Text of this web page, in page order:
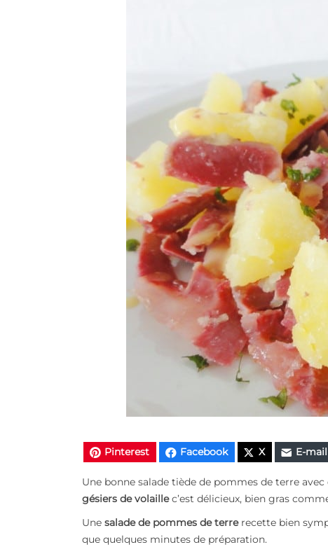
Pinterest Facebook X E-mail
Une bonne salade tiède de pommes de terre avec
gésiers de volaillec’est délicieux, bien gras
Une salade de pommes de terrerecette bien
que quelques minutes de préparation.